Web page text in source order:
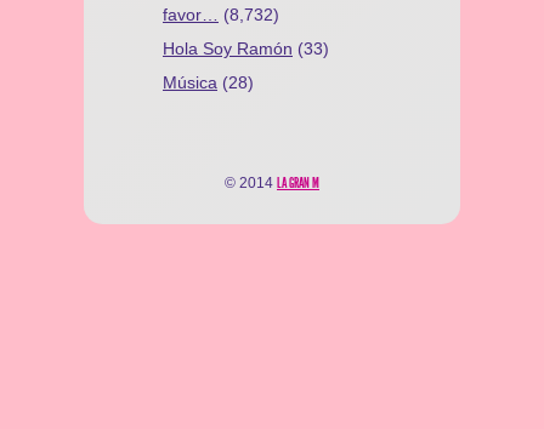
favor…
(8,732)
Hola Soy Ramón (33)
Música (28)
© 2014 LA GRAN M